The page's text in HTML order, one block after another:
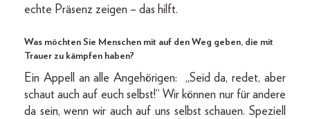
echte Präsenz zeigen – das hilft.
Was möchten Sie Menschen mit auf den Weg geben, die mit
Trauer zu kämpfen haben?
Ein Appell an alle Angehörigen: „Seid da, redet, aber
schaut auch auf euch selbst!“ Wir können nur für andere
da sein, wenn wir auch auf uns selbst schauen. Speziell